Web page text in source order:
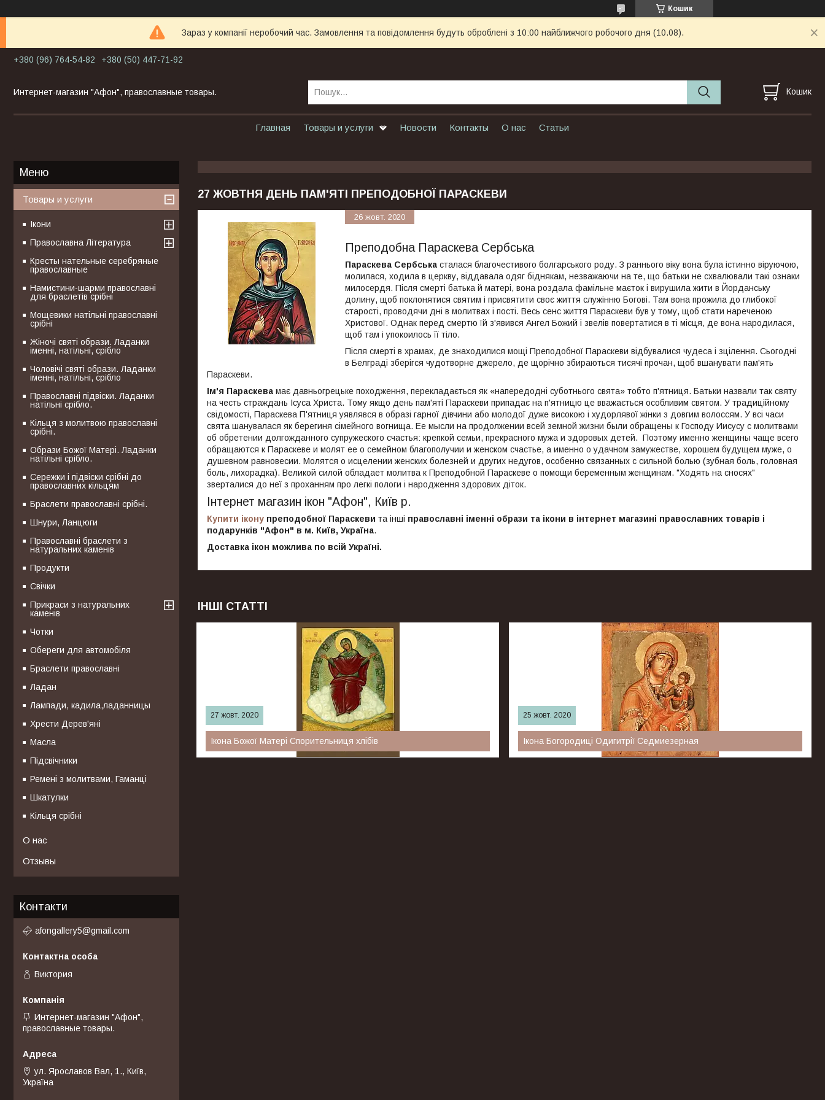
Кошик
Зараз у компанії неробочий час. Замовлення та повідомлення будуть оброблені з 10:00 найближчого робочого дня (10.08).
+380 (96) 764-54-82 +380 (50) 447-71-92
Интернет-магазин "Афон", православные товары. Кошик
Главная Товары и услуги Новости Контакты О нас Статьи
27 ЖОВТНЯ ДЕНЬ ПАМ'ЯТІ ПРЕПОДОБНОЇ ПАРАСКЕВИ
26 жовт. 2020
Преподобна Параскева Сербська
Параскева Сербська сталася благочестивого болгарського роду. З раннього віку вона була істинно віруючою,
молилася, ходила в церкву, віддавала одяг біднякам, незважаючи на те, що батьки не схвалювали такі ознаки
милосердя. Після смерті батька й матері, вона роздала фамільне маєток і вирушила жити в Йорданську
долину, щоб поклонятися святим і присвятити своє життя служінню Богові. Там вона прожила до глибокої
старості, проводячи дні в молитвах і пості. Весь сенс життя Параскеви був у тому, щоб стати нареченою
Христової. Однак перед смертю їй з'явився Ангел Божий і звелів повертатися в ті місця, де вона народилася,
щоб там і упокоилось її тіло.
Після смерті в храмах, де знаходилися мощі Преподобної Параскеви відбувалися чудеса і зцілення. Сьогодні
в Белграді зберігся чудотворне джерело, де щорічно збираються тисячі прочан, щоб вшанувати пам'ять
Параскеви.
Ім'я Параскева має давньогрецьке походження, перекладається як «напередодні суботнього свята» тобто п'ятниця. Батьки назвали так святу
на честь страждань Ісуса Христа. Тому якщо день пам'яті Параскеви припадає на п'ятницю це вважається особливим святом. У традиційному
свідомості, Параскева П'ятниця уявлявся в образі гарної дівчини або молодої дуже високою і худорлявої жінки з довгим волоссям. У всі часи
свята шанувалася як берегиня сімейного вогнища. Ее мысли на продолжении всей земной жизни были обращены к Господу Иисусу с молитвами
об обретении долгожданного супружеского счастья: крепкой семьи, прекрасного мужа и здоровых детей. Поэтому именно женщины чаще всего
обращаются к Параскеве и молят ее о семейном благополучии и женском счастье, а именно о удачном замужестве, хорошем будущем муже, о
душевном равновесии. Молятся о исцелении женских болезней и других недугов, особенно связанных с сильной болью (зубная боль, головная
боль, лихорадка). Великой силой обладает молитва к Преподобной Параскеве о помощи беременным женщинам. "Ходять на сносях"
зверталися до неї з проханням про легкі пологи і народження здорових діток.
Інтернет магазин ікон "Афон", Київ р.
Купити ікону преподобної Параскеви та інші православні іменні образи та ікони в інтернет магазині православних товарів і
подарунків "Афон" в м. Київ, Україна.
Доставка ікон можлива по всій Україні.
ІНШІ СТАТТІ
27 жовт. 2020
Ікона Божої Матері Спорительниця хлібів
25 жовт. 2020
Ікона Богородиці Одигитрії Седмиезерная
Товары и услуги
Ікони
Православна Література
Кресты нательные серебряные
православные
Намистини-шарми православні
для браслетів срібні
Мощевики натільні православні
срібні
Жіночі святі образи. Ладанки
іменні, натільні, срібло
Чоловічі святі образи. Ладанки
іменні, натільні, срібло
Православні підвіски. Ладанки
натільні срібло.
Кільця з молитвою православні
срібні.
Образи Божої Матері. Ладанки
натільні срібло.
Сережки і підвіски срібні до
православних кільцям
Браслети православні срібні.
Шнури, Ланцюги
Православні браслети з
натуральних каменів
Продукти
Свічки
Прикраси з натуральних
каменів
Чотки
Обереги для автомобіля
Браслети православні
Ладан
Лампади, кадила,ладанницы
Хрести Дерев'яні
Масла
Підсвічники
Ремені з молитвами, Гаманці
Шкатулки
Кільця срібні
О нас
Отзывы
Контакти
afongallery5@gmail.com
Виктория
Интернет-магазин "Афон",
православные товары.
ул. Ярославов Вал, 1., Київ,
Україна